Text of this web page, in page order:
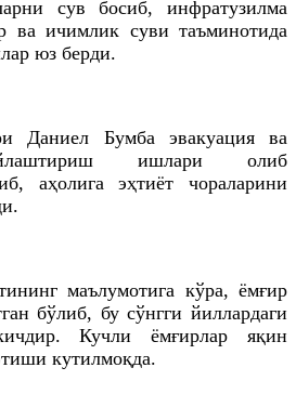
сув босиб, инфратузилма
ва ичимлик суви таъминотида
юз берди.
Даниел Бумба эвакуация ва
ишлари олиб
аҳолига эҳтиёт чораларини
маълумотига кўра, ёмғир
бўлиб, бу сўнгги йиллардаги
Кучли ёмғирлар яқин
кутилмоқда.